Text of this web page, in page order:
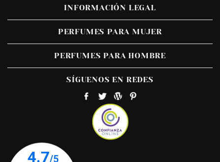
INFORMACIÓN LEGAL
PERFUMES PARA MUJER
PERFUMES PARA HOMBRE
SÍGUENOS EN REDES